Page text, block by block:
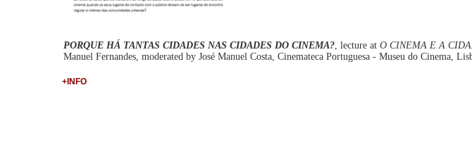
PORQUE HÁ TANTAS CIDADES NAS CIDADES DO CINEMA?, lecture at O CINEMA E A
Manuel Fernandes, moderated by José Manuel Costa, Cinemateca Portuguesa - Museu do Cinema,
+INFO